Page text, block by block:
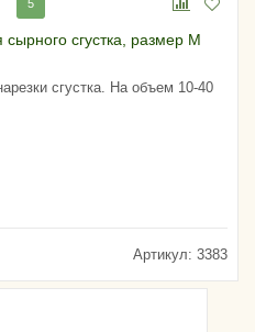
5
сгустка, размер М
сгустка. На объем 10-40
Артикул: 3383